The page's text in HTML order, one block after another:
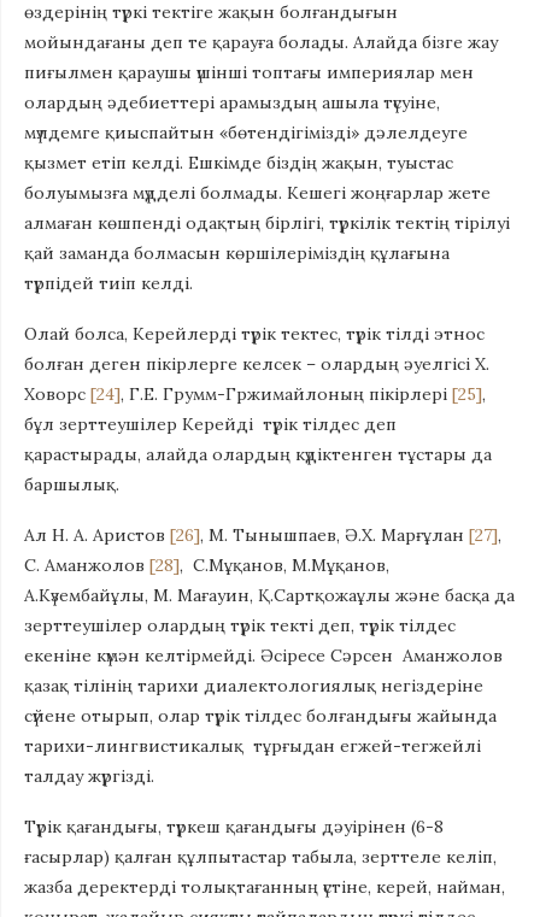
өздерінің түркі тектіге жақын болғандығын
мойындағаны деп те қарауға болады. Алайда бізге жау
пиғылмен қараушы үшінші топтағы империялар мен
олардың әдебиеттері арамыздың ашыла түсуіне,
мүлдемге қиыспайтын «бөтендігімізді» дәлелдеуге
қызмет етіп келді. Ешкімде біздің жақын, туыстас
болуымызға мүдделі болмады. Кешегі жоңғарлар жете
алмаған көшпенді одақтың бірлігі, түркілік тектің тірілуі
қай заманда болмасын көршілеріміздің құлағына
түрпідей тиіп келді.
Олай болса, Керейлерді түрік тектес, түрік тілді этнос
болған деген пікірлерге келсек – олардың әуелгісі Х.
Ховорс [24], Г.Е. Грумм-Гржимайлоның пікірлері [25],
бұл зерттеушілер Керейді түрік тілдес деп
қарастырады, алайда олардың күдіктенген тұстары да
баршылық.
Ал Н. А. Аристов [26], М. Тынышпаев, Ә.Х. Марғұлан [27],
С. Аманжолов [28], С.Мұқанов, М.Мұқанов,
А.Күзембайұлы, М. Мағауин, Қ.Сартқожаұлы және басқа да
зерттеушілер олардың түрік текті деп, түрік тілдес
екеніне күмән келтірмейді. Әсіресе Сәрсен Аманжолов
қазақ тілінің тарихи диалектологиялық негіздеріне
сүйене отырып, олар түрік тілдес болғандығы жайында
тарихи-лингвистикалық тұрғыдан егжей-тегжейлі
талдау жүргізді.
Түрік қағандығы, түркеш қағандығы дәуірінен (6-8
ғасырлар) қалған құлпытастар табыла, зерттеле келіп,
жазба деректерді толықтағанның үстіне, керей, найман,